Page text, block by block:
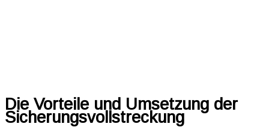
Die Vorteile und Umsetzung der
Sicherungsvollstreckung